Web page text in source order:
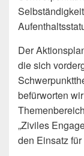
Der
die sich
befürworten
„Ziviles
den Einsatz